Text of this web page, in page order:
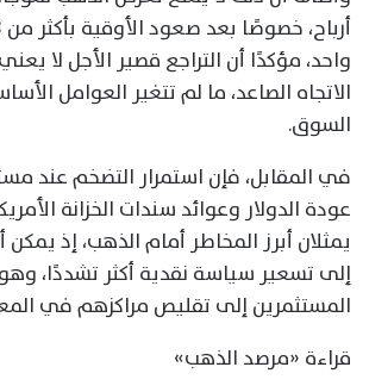
واحد، مؤكدًا أن التراجع قصير الأجل لا
الاتجاه الصاعد، ما لم تتغير العوامل
السوق.
في المقابل، فإن استمرار التضخم عند
عودة الدولار وعوائد سندات الخزانة
يمثلان أبرز المخاطر أمام الذهب، إذ
إلى تسعير سياسة نقدية أكثر تشددًا،
المستثمرين إلى تقليص مراكزهم في
قراءة «مرصد الذهب»